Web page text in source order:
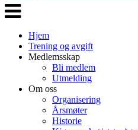
Veksle
navigasjon
Hjem
Trening og avgift
Medlemsskap
Bli medlem
Utmelding
Om oss
Organisering
Årsmøter
Historie